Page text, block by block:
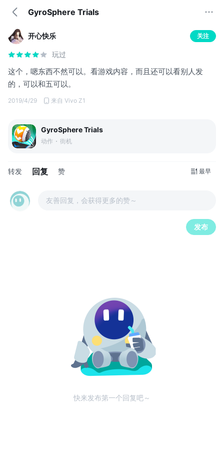
GyroSphere Trials
开心快乐 关注
玩过
这个，嗯东西不然可以。看游戏内容，而且还可以看别人发
的，可以和五可以。
2019/4/29 来自 Vivo Z1
GyroSphere Trials
动作 街机
转发 回复 赞 最早
友善回复，会获得更多的赞～
发布
快来发布第一个回复吧～